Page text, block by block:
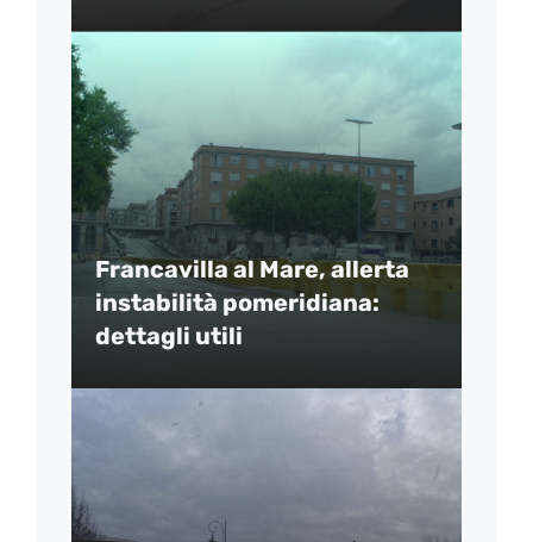
Francavilla al Mare, allerta
instabilità pomeridiana:
dettagli utili